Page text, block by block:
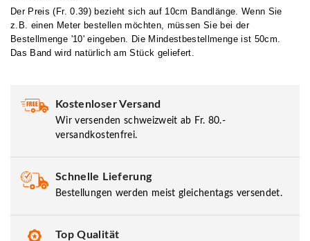
Der Preis (Fr. 0.39) bezieht sich auf 10cm Bandlänge. Wenn Sie
z.B. einen Meter bestellen möchten, müssen Sie bei der
Bestellmenge '10' eingeben. Die Mindestbestellmenge ist 50cm.
Das Band wird natürlich am Stück geliefert.
Kostenloser Versand
Wir versenden schweizweit ab Fr. 80.-
versandkostenfrei.
Schnelle Lieferung
Bestellungen werden meist gleichentags versendet.
Top Qualität